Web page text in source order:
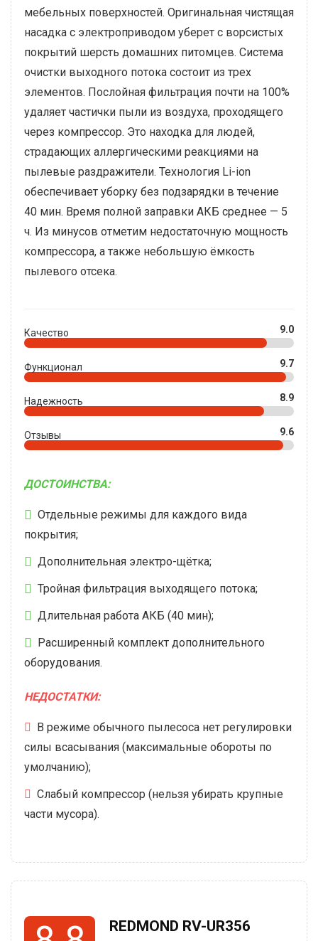
мебельных поверхностей. Оригинальная чистящая
насадка с электроприводом уберет с ворсистых
покрытий шерсть домашних питомцев. Система
очистки выходного потока состоит из трех
элементов. Послойная фильтрация почти на 100%
удаляет частички пыли из воздуха, проходящего
через компрессор. Это находка для людей,
страдающих аллергическими реакциями на
пылевые раздражители. Технология Li-ion
обеспечивает уборку без подзарядки в течение
40 мин. Время полной заправки АКБ среднее — 5
ч. Из минусов отметим недостаточную мощность
компрессора, а также небольшую ёмкость
пылевого отсека.
Качество 9.0
Функционал 9.7
Надежность 8.9
Отзывы 9.6
ДОСТОИНСТВА:
Отдельные режимы для каждого вида
покрытия;
Дополнительная электро-щётка;
Тройная фильтрация выходящего потока;
Длительная работа АКБ (40 мин);
Расширенный комплект дополнительного
оборудования.
НЕДОСТАТКИ:
В режиме обычного пылесоса нет регулировки
силы всасывания (максимальные обороты по
умолчанию);
Слабый компрессор (нельзя убирать крупные
части мусора).
REDMOND RV-UR356